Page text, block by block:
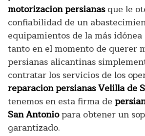
motorizacion persianasque le
confiabilidad de un
equipamientos de la más
tanto en el momento de querer
persianas alicantinas
contratar los servicios de los
reparacion persianas Velilla de
tenemos en esta firma de
San Antoniopara obtener un
garantizado.